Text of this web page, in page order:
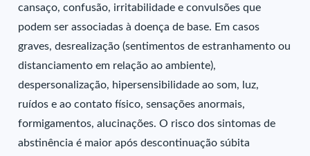
cansaço, confusão, irritabilidade e convulsões que
podem ser associadas à doença de base. Em casos
graves, desrealização (sentimentos de estranhamento ou
distanciamento em relação ao ambiente),
despersonalização, hipersensibilidade ao som, luz,
ruídos e ao contato físico, sensações anormais,
formigamentos, alucinações. O risco dos sintomas de
abstinência é maior após descontinuação súbita